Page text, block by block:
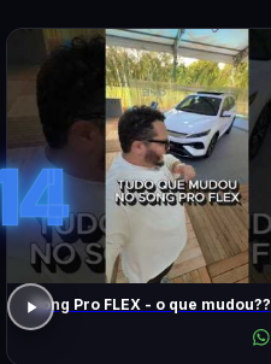
Song Pro FLEX - o que mudou??